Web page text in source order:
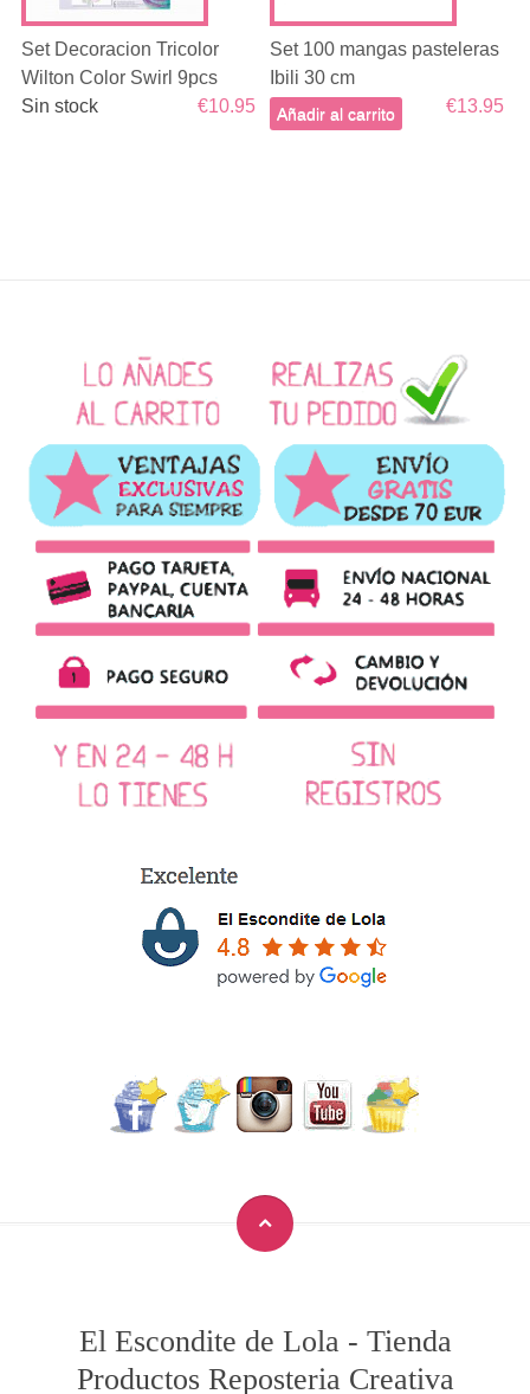
Set Decoracion Tricolor
Wilton Color Swirl 9pcs
€10.95
Sin stock
Set 100 mangas pasteleras
Ibili 30 cm
€13.95
Añadir al carrito
El Escondite de Lola - Tienda
Productos Reposteria Creativa